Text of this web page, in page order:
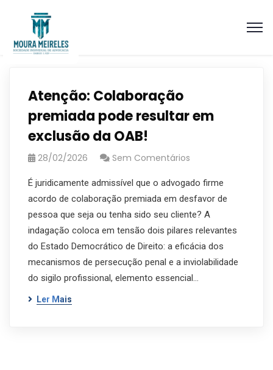
Atenção: Colaboração
premiada pode resultar em
exclusão da OAB!
28/02/2026 Sem Comentários
É juridicamente admissível que o advogado firme
acordo de colaboração premiada em desfavor de
pessoa que seja ou tenha sido seu cliente? A
indagação coloca em tensão dois pilares relevantes
do Estado Democrático de Direito: a eficácia dos
mecanismos de persecução penal e a inviolabilidade
do sigilo profissional, elemento essencial…
Ler Mais